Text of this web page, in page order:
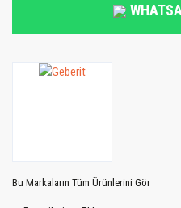
Bu Markaların Tüm Ürünlerini Gör